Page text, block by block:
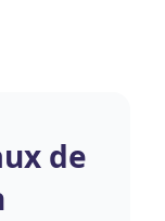
de